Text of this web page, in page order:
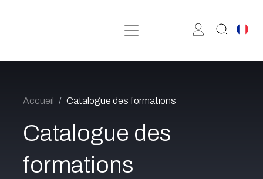
Accueil Catalogue des formations
Catalogue des
formations